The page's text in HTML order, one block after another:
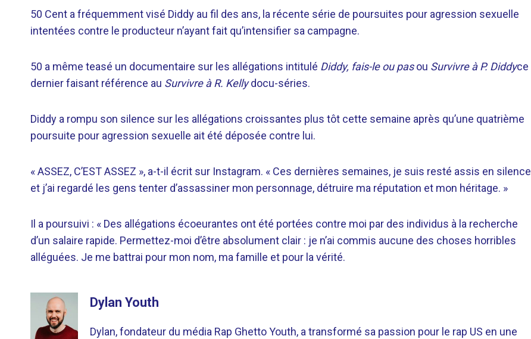
50 Cent a fréquemment visé Diddy au fil des ans, la récente série de poursuites pour agression sexuelle
intentées contre le producteur n’ayant fait qu’intensifier sa campagne.
50 a même teasé un documentaire sur les allégations intitulé Diddy, fais-le ou pasou Survivre à P. Diddyce
dernier faisant référence au Survivre à R. Kellydocu-séries.
Diddy a rompu son silence sur les allégations croissantes plus tôt cette semaine après qu’une quatrième
poursuite pour agression sexuelle ait été déposée contre lui.
« ASSEZ, C’EST ASSEZ », a-t-il écrit sur Instagram. « Ces dernières semaines, je suis resté assis en silence
et j’ai regardé les gens tenter d’assassiner mon personnage, détruire ma réputation et mon héritage. »
Il a poursuivi : « Des allégations écoeurantes ont été portées contre moi par des individus à la recherche
d’un salaire rapide. Permettez-moi d’être absolument clair : je n’ai commis aucune des choses horribles
alléguées. Je me battrai pour mon nom, ma famille et pour la vérité.
Dylan Youth
Dylan, fondateur du média Rap Ghetto Youth, a transformé sa passion pour le rap US en une